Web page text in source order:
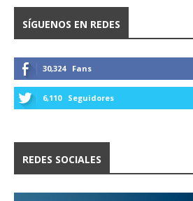
SÍGUENOS EN REDES
30,324 Fans
6,110 Seguidores
REDES SOCIALES